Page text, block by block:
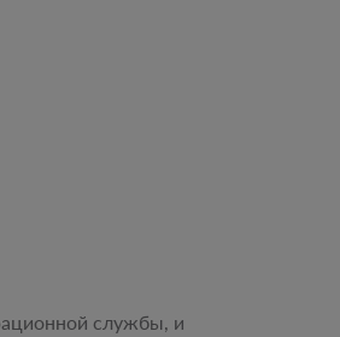
службы, и